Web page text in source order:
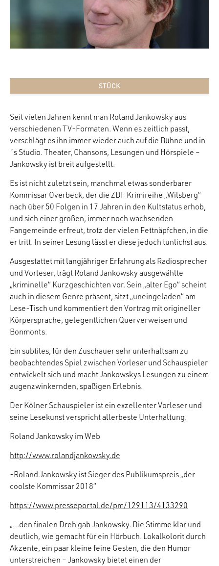
STÜCK
Seit vielen Jahren kennt man Roland Jankowsky aus
verschiedenen TV-Formaten. Wenn es zeitlich passt,
verschlägt es ihn immer wieder auch auf die Bühne und in
´s Studio. Theater, Chansons, Lesungen und Hörspiele –
Jankowsky ist breit aufgestellt.
Es ist nicht zuletzt sein, manchmal etwas sonderbarer
Kommissar Overbeck, der die ZDF Krimireihe „Wilsberg“
nach über 50 Folgen in 17 Jahren in den Kultstatus erhob,
und sich einer großen, immer noch wachsenden
Fangemeinde erfreut, trotz der vielen Fettnäpfchen, in die
er tritt. In seiner Lesung lässt er diese jedoch tunlichst aus.
Ausgestattet mit langjähriger Erfahrung als Radiosprecher
und Vorleser, trägt Roland Jankowsky ausgewählte
„kriminelle“ Kurzgeschichten vor. Sein „alter Ego“ scheint
auch in diesem Genre präsent, sitzt „uneingeladen“ am
Lese-Tisch und kommentiert den Vortrag mit origineller
Körpersprache, gelegentlichen Querverweisen und
Bonmonts.
Ein subtiles, für den Zuschauer sehr unterhaltsam zu
beobachtendes Spiel zwischen Vorleser und Schauspieler
entwickelt sich und macht Jankowskys Lesungen zu einem
augenzwinkernden, spaßigen Erlebnis.
Der Kölner Schauspieler ist ein exzellenter Vorleser und
seine Lesekunst verspricht allerbeste Unterhaltung.
Roland Jankowsky im Web
http://www.rolandjankowsky.de
-Roland Jankowsky ist Sieger des Publikumspreis „der
coolste Kommissar 2018“
https://www.presseportal.de/pm/129113/4133290
„…den finalen Dreh gab Jankowsky. Die Stimme klar und
deutlich, wie gemacht für ein Hörbuch. Lokalkolorit durch
Akzente, ein paar kleine feine Gesten, die den Humor
unterstreichen – Jankowsky bietet einen der